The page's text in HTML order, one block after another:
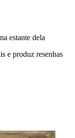
estante dela
e produz resenhas